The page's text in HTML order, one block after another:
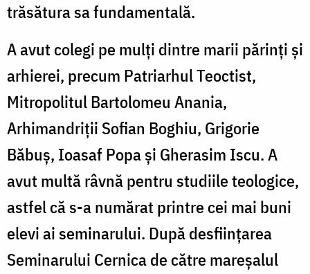
trăsătura sa fundamentală.
A avut colegi pe mulţi dintre marii părinţi şi
arhierei, precum Patriarhul Teoctist,
Mitropolitul Bartolomeu Anania,
Arhimandriţii Sofian Boghiu, Grigorie
Băbuş, Ioasaf Popa şi Gherasim Iscu. A
avut multă râvnă pentru studiile teologice,
astfel că s-a numărat printre cei mai buni
elevi ai seminarului. După desfiinţarea
Seminarului Cernica de către mareşalul